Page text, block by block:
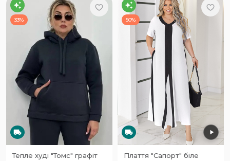
33%
Тепле худі "Томс" графіт
50%
Плаття "Сапорт" біле